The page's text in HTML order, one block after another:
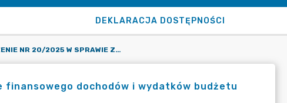
DEKLARACJA DOSTĘPNOŚCI
ZARZĄDZENIE NR 20/2025 W SPRAWIE ZMIAN W PLANIE FINANSOWEGO DOCHODÓW I WYDATKÓW BUDŻETU GMINY BORONÓW NA 2025 ROK
finansowego dochodów i wydatków budżetu